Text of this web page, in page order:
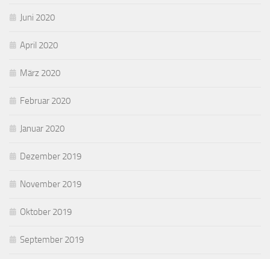
Juni 2020
April 2020
März 2020
Februar 2020
Januar 2020
Dezember 2019
November 2019
Oktober 2019
September 2019